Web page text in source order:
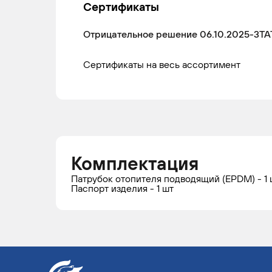
Сертификаты
Отрицательное решение 06.10.2025-
Сертификаты на весь ассортимент
Комплектация
Патрубок отопителя подводящий (EPDM) - 1
Паспорт изделия - 1 шт